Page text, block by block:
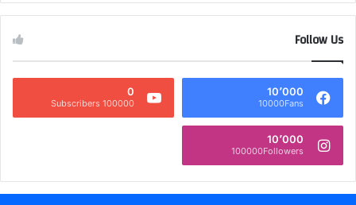
Follow Us
10٬000
10000Fans
0
100000 Subscribers
10٬000
100000Followers